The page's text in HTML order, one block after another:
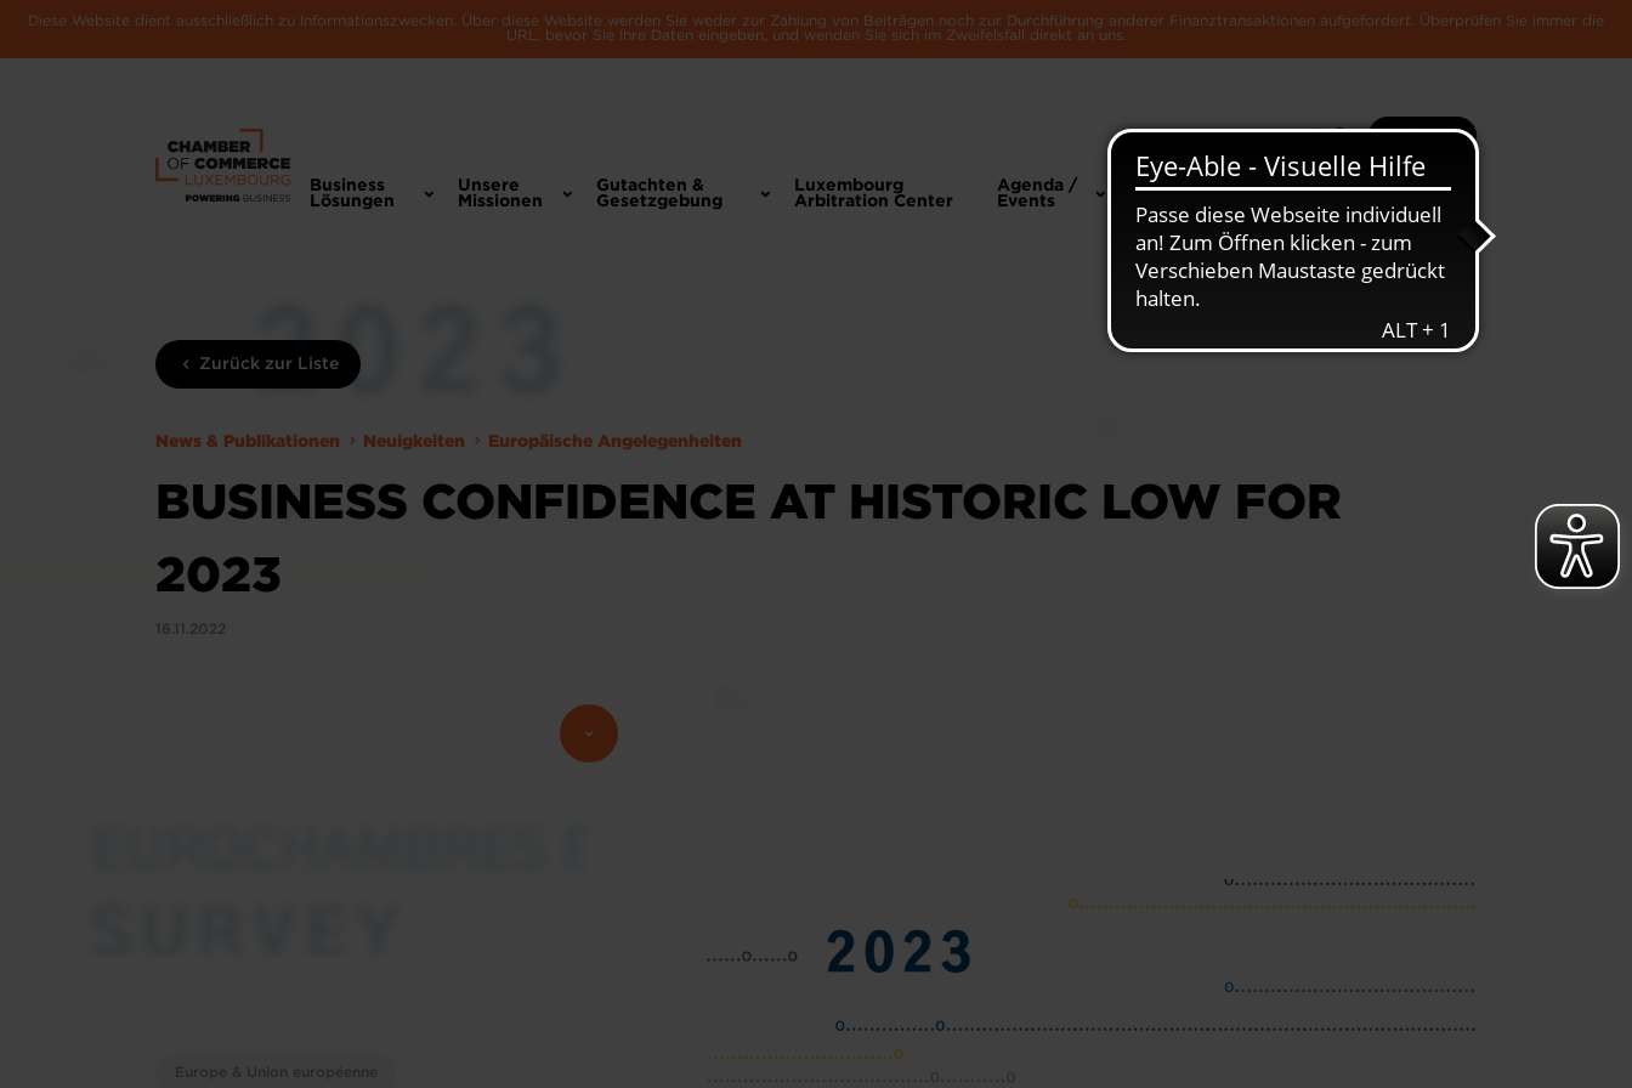
Diese Website dient ausschließlich zu Informationszwecken. Über diese Website werden Sie weder zur Zahlung von Beiträgen noch zur Durchführung anderer Finanztransaktionen aufgefordert. Überprüfen Sie immer die
URL, bevor Sie Ihre Daten eingeben, und wenden Sie sich im Zweifelsfall direkt an uns.
Suche Mehr
Business
Lösungen
Unsere
Missionen
Gutachten &
Gesetzgebung
Luxembourg
Arbitration Center
Agenda /
Events
News &
Die Luxemburger
Zurück zur Liste
News & Publikationen Neuigkeiten Europäische Angelegenheiten
BUSINESS CONFIDENCE AT HISTORIC LOW FOR
2023
16.11.2022
Europe & Union européenne